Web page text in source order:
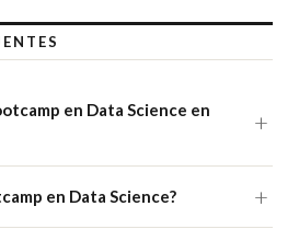
en Data Science en
en Data Science?